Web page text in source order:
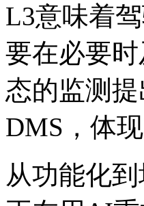
L3意味着
要在必要
态的监测
DMS，体
从功能化